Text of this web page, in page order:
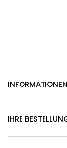
INFORMATIONEN
IHRE